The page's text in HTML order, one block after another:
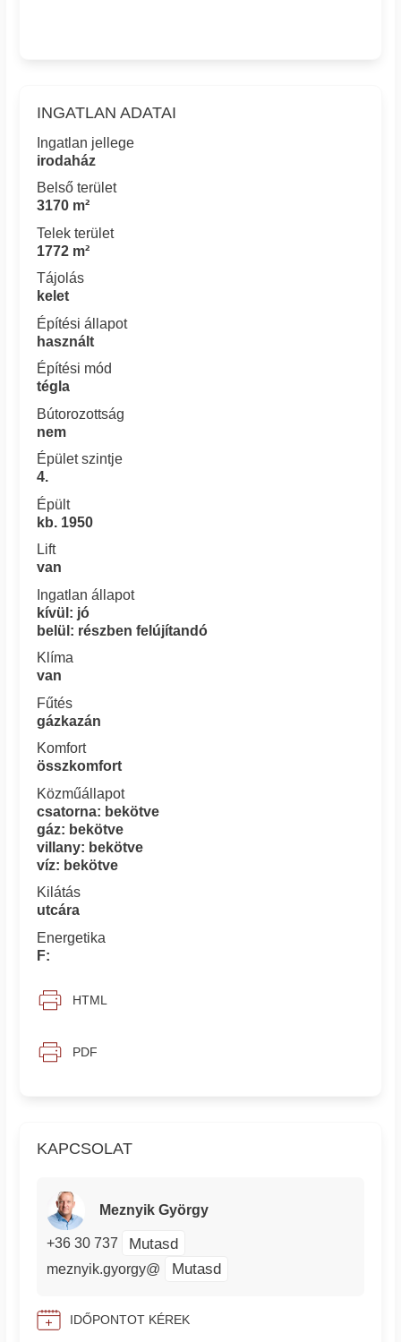
KAPCSOLAT
Meznyik György
+36 30 737 Mutasd
meznyik.gyorgy@ Mutasd
IDŐPONTOT KÉREK
INGATLAN ADATAI
Ingatlan jellege
irodaház
Belső terület
3170 m²
Telek terület
1772 m²
Tájolás
kelet
Építési állapot
használt
Építési mód
tégla
Bútorozottság
nem
Épület szintje
4.
Épült
kb. 1950
Lift
van
Ingatlan állapot
kívül: jó
belül: részben felújítandó
Klíma
van
Fűtés
gázkazán
Komfort
összkomfort
Közműállapot
csatorna: bekötve
gáz: bekötve
villany: bekötve
víz: bekötve
Kilátás
utcára
Energetika
F:
HTML
PDF